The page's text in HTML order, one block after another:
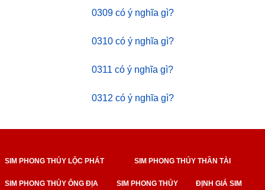
0309 có ý nghĩa gì?
0310 có ý nghĩa gì?
0311 có ý nghĩa gì?
0312 có ý nghĩa gì?
SIM PHONG THỦY LỘC PHÁT SIM PHONG THỦY THẦN TÀI
SIM PHONG THỦY ÔNG ĐỊA SIM PHONG THỦY ĐỊNH GIÁ SIM